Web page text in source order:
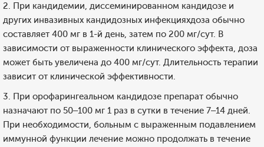
2. При кандидемии, диссеминированном кандидозе и
других инвазивных кандидозных инфекцияхдоза обычно
составляет 400 мг в 1-й день, затем по 200 мг/сут. В
зависимости от выраженности клинического эффекта, доза
может быть увеличена до 400 мг/сут. Длительность терапии
зависит от клинической эффективности.
3. При орофарингеальном кандидозе препарат обычно
назначают по 50–100 мг 1 раз в сутки в течение 7–14 дней.
При необходимости, больным с выраженным подавлением
иммунной функции лечение можно продолжать в течение